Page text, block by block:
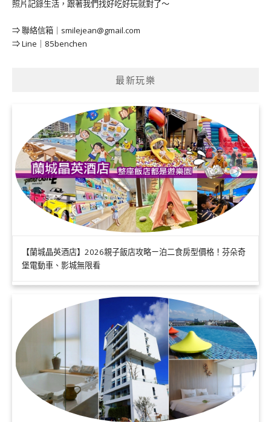
照片記錄生活，跟著我們找好吃好玩就對了～
⇒ 聯絡信箱｜ smilejean@gmail.com
⇒ Line｜85benchen
最新玩樂
【蘭城晶英酒店】2026親子飯店攻略ㄧ泊二食房型價格！芬朵奇
堡電動車、影城無限看